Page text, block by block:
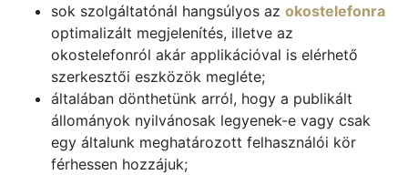
sok szolgáltatónál hangsúlyos az okostelefonra
optimalizált megjelenítés, illetve az
okostelefonról akár applikációval is elérhető
szerkesztői eszközök megléte;
általában dönthetünk arról, hogy a publikált
állományok nyilvánosak legyenek-e vagy csak
egy általunk meghatározott felhasználói kör
férhessen hozzájuk;